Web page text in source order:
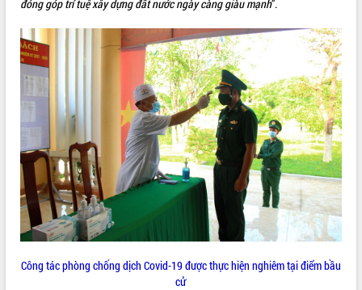
Khơi thông điểm nghẽn, đẩy nhanh
giải ngân vốn khắc phục thiên tai
HĐND tỉnh thông qua điều chỉnh Quy
hoạch tỉnh thời kỳ 2021-2030
Hội thảo góp ý hồ sơ điều chỉnh quy
hoạch tỉnh Đắk Lắk thời kỳ 2021-2030,
tầm nhìn đến năm 2050
Nâng cao hiệu quả hoạt động của các
doanh nghiệp nhà nước
Hội nghị triển khai kết nối mạng
truyền số liệu chuyên dùng phục vụ cơ
quan Đảng, Nhà nước
tay làm sạch môi trường
đóng góp trí tuệ xây dựng đất nước ngày càng giàu mạnh”.
Công tác phòng chống dịch Covid-19 được thực hiện nghiêm tại điểm bầu
cử